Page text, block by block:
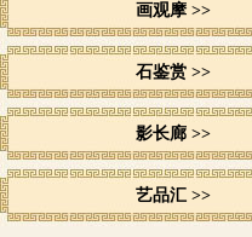
画观摩 >>
石鉴赏 >>
影长廊 >>
艺品汇 >>